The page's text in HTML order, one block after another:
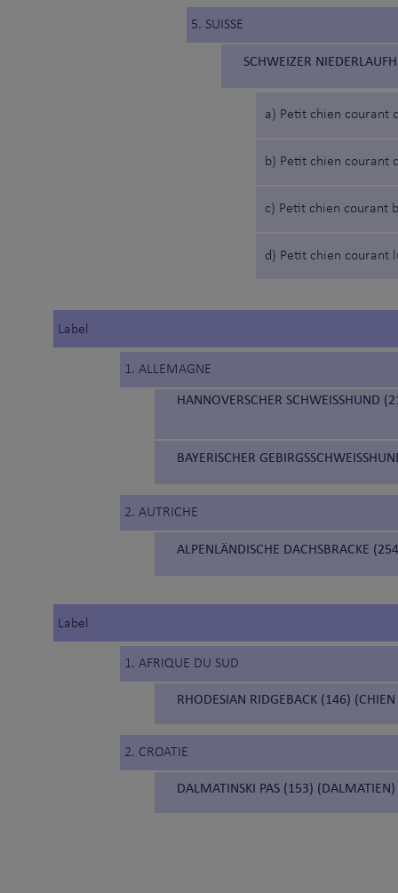
5. SUISSE
SCHWEIZER
a) Petit chien courant
b) Petit chien courant
c) Petit chien courant
d) Petit chien courant
Label
1. ALLEMAGNE
HANNOVERSCHER SCHWEISSHUND
BAYERISCHER
2. AUTRICHE
ALPENLÄNDISCHE DACHSBRACKE
Label
1. AFRIQUE DU SUD
RHODESIAN RIDGEBACK (146)
2. CROATIE
DALMATINSKI PAS (153) (DALMATIEN)